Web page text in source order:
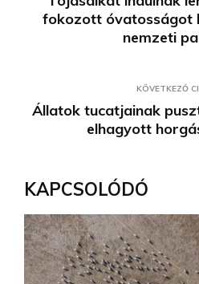
fokozott óvatosságot
nemzeti
KÖVETKEZŐ
Állatok tucatjainak
elhagyott
KAPCSOLÓDÓ